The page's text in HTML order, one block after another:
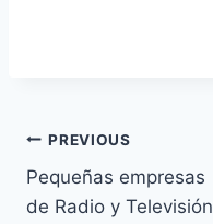
PREVIOUS
Pequeñas empresas
de Radio y Televisión